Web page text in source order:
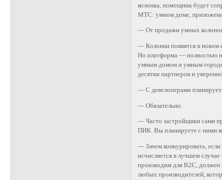
колонка, помощник будет
МТС: умном доме,
— От продажи умных колонок
— Колонки появятся в новом
Но платформа — полностью
умным домом и умным
десятки партнеров и
— С девелоперами
— Обязательно.
— Часто застройщики сами
ПИК. Вы планируете с ними
— Зачем конкурировать,
исчисляется в лучшем
производим для В2С, должен
любых производителей,